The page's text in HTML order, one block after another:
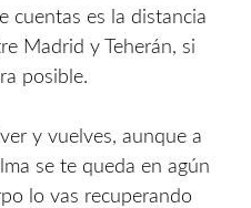
cuentas es la distancia
Madrid y Teherán, si
posible.
y vuelves, aunque a
se te queda en agún
lo vas recuperando